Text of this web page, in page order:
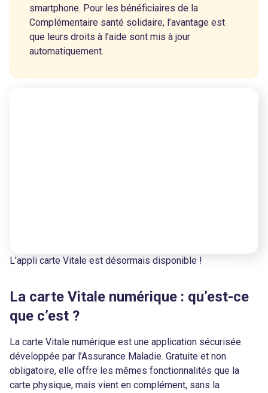
smartphone. Pour les bénéficiaires de la
Complémentaire santé solidaire, l’avantage est
que leurs droits à l’aide sont mis à jour
automatiquement.
L’appli carte Vitale est désormais disponible !
La carte Vitale numérique : qu’est-ce
que c’est ?
La carte Vitale numérique est une application sécurisée
développée par l’Assurance Maladie. Gratuite et non
obligatoire, elle offre les mêmes fonctionnalités que la
carte physique, mais vient en complément, sans la